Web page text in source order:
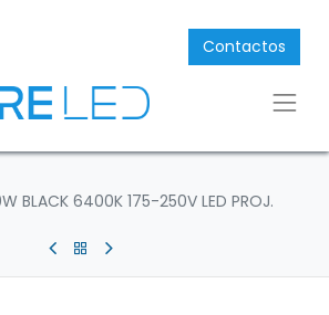
Contactos
BLACK 6400K 175-250V LED PROJ.